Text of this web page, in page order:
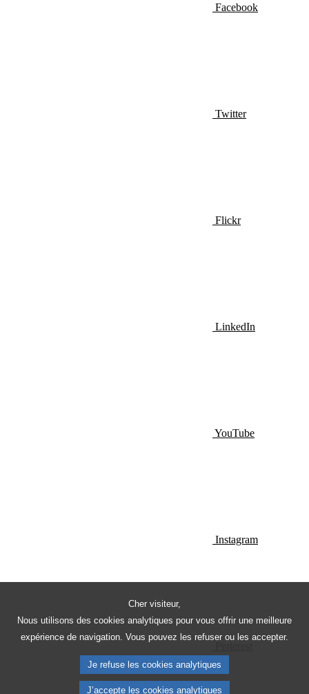
Cher visiteur,
Nous utilisons des cookies analytiques pour vous offrir une meilleure
expérience de navigation. Vous pouvez les refuser ou les accepter.
Je refuse les cookies analytiques
J’accepte les cookies analytiques
Facebook
Twitter
Flickr
LinkedIn
YouTube
Instagram